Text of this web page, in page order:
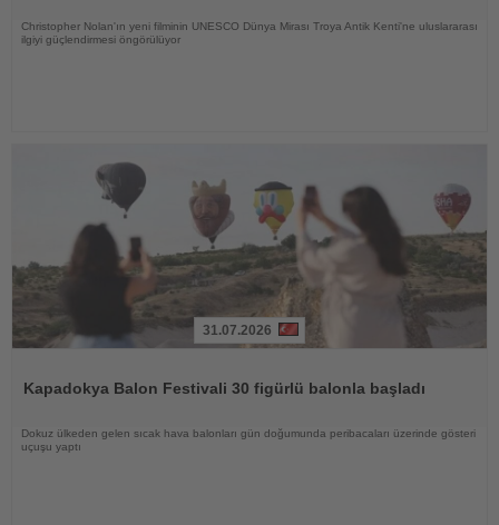
Christopher Nolan'ın yeni filminin UNESCO Dünya Mirası Troya Antik Kenti'ne uluslararası
ilgiyi güçlendirmesi öngörülüyor
31.07.2026
Kapadokya Balon Festivali 30 figürlü balonla başladı
Dokuz ülkeden gelen sıcak hava balonları gün doğumunda peribacaları üzerinde gösteri
uçuşu yaptı